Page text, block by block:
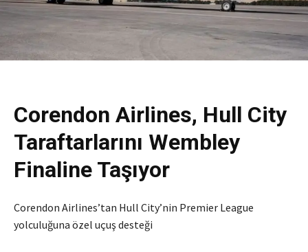
Corendon Airlines, Hull City
Taraftarlarını Wembley
Finaline Taşıyor
Corendon Airlines’tan Hull City’nin Premier League
yolculuğuna özel uçuş desteği